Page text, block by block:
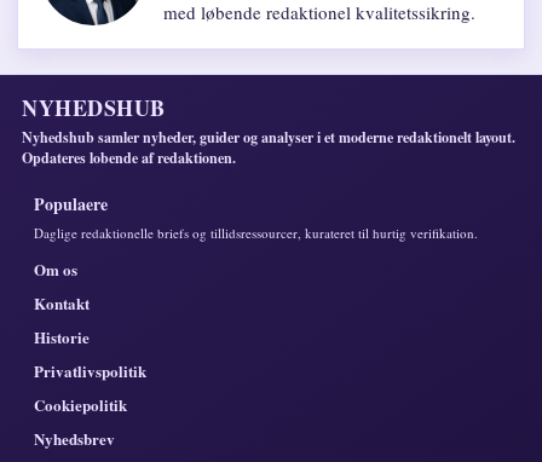
med løbende redaktionel kvalitetssikring.
NYHEDSHUB
Nyhedshub samler nyheder, guider og analyser i et moderne redaktionelt layout.
Opdateres lobende af redaktionen.
Populaere
Daglige redaktionelle briefs og tillidsressourcer, kurateret til hurtig verifikation.
Om os
Kontakt
Historie
Privatlivspolitik
Cookiepolitik
Nyhedsbrev